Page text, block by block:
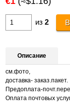
из 2
Описание
см.фото,
доставка- заказ.пакет.
Предоплата-
Оплата почтовых